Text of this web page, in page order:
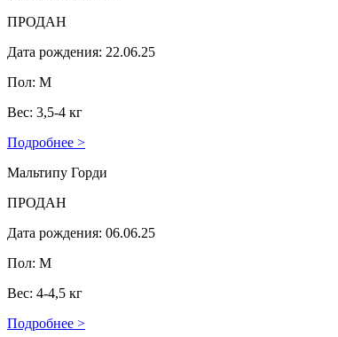
ПРОДАН
Дата рождения: 22.06.25
Пол: М
Вес: 3,5-4 кг
Подробнее >
Мальтипу Горди
ПРОДАН
Дата рождения: 06.06.25
Пол: М
Вес: 4-4,5 кг
Подробнее >